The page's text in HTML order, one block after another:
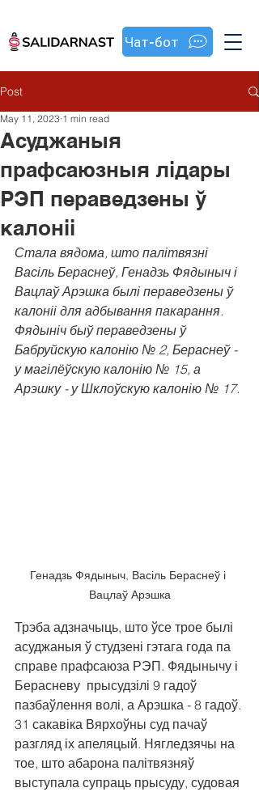
Чат-бот
Post
Асуджаныя
прафсаюзныя лідары
РЭП пераведзены ў
калоніі
May 11, 2023 1 min read
Стала вядома, што палітвязні
Васіль Бераснеў, Генадзь Фядыныч і
Вацлаў Арэшка былі пераведзены ў
калоніі для адбывання пакарання.
Фядыніч быў пераведзены ў
Бабруйскую калонію № 2, Бераснеў -
у магілёўскую калонію № 15, а
Арэшку - у Шклоўскую калонію № 17.
Генадзь Фядыныч, Васіль Бераснеў і
Вацлаў Арэшка
Трэба адзначыць, што ўсе трое былі
асуджаныя ў студзені гэтага года па
справе прафсаюза РЭП. Фядынычу і
Берасневу  прысудзілі 9 гадоў
пазбаўлення волі, а Арэшка - 8 гадоў.
31 сакавіка Вярхоўны суд пачаў
разгляд іх апеляцый. Нягледзячы на
тое, што абарона палітвязняў
выступала супраць прысуду, судовая